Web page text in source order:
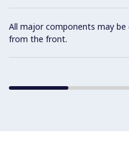
All major components may be
from the front.